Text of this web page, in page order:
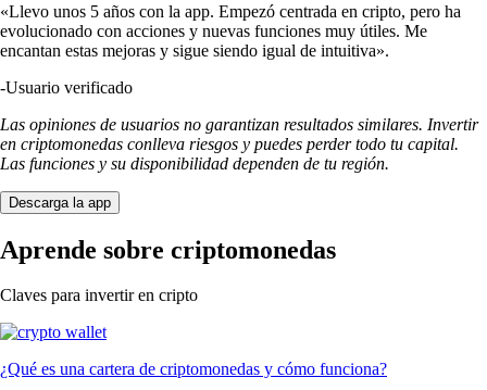
«Llevo unos 5 años con la app. Empezó centrada en cripto, pero ha
evolucionado con acciones y nuevas funciones muy útiles. Me
encantan estas mejoras y sigue siendo igual de intuitiva».
-Usuario verificado
Las opiniones de usuarios no garantizan resultados similares. Invertir
en criptomonedas conlleva riesgos y puedes perder todo tu capital.
Las funciones y su disponibilidad dependen de tu región.
Descarga la app
Aprende sobre criptomonedas
Claves para invertir en cripto
¿Qué es una cartera de criptomonedas y cómo funciona?